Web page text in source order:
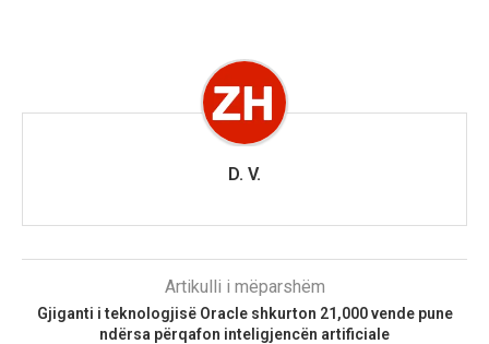
D. V.
Artikulli i mëparshëm
Gjiganti i teknologjisë Oracle shkurton 21,000 vende pune
ndërsa përqafon inteligjencën artificiale